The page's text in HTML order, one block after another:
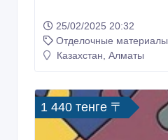
25/02/2025 20:32
Отделочные материалы
Казахстан, Алматы
1 440 тенге 〒